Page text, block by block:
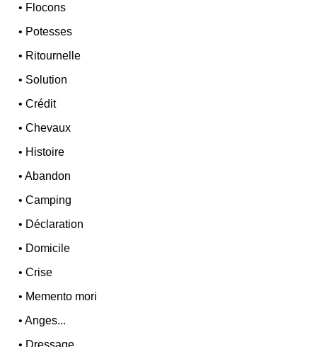
• Flocons
• Potesses
• Ritournelle
• Solution
•Crédit
•Chevaux
• Histoire
•Abandon
•Camping
• Déclaration
• Domicile
•Crise
• Memento mori
•Anges...
• Dressage